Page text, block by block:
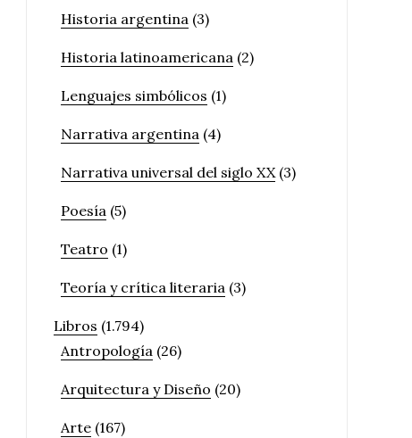
Historia argentina (3)
Historia latinoamericana (2)
Lenguajes simbólicos (1)
Narrativa argentina (4)
Narrativa universal del siglo XX(3)
Poesía (5)
Teatro (1)
Teoría y crítica literaria (3)
Libros (1.794)
Antropología (26)
Arquitectura y Diseño (20)
Arte (167)